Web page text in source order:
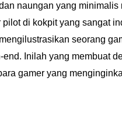
naungan yang
di kokpit yang sangat
seorang
Inilah yang membuat
gamer yang